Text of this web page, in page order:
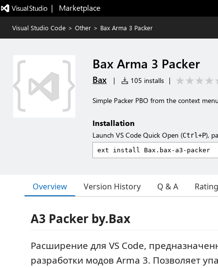
|   Marketplace
Visual Studio Code > Other > Bax Arma 3 Packer
Bax Arma 3 Packer
Bax | 105 installs |
Simple Packer PBO from the context
Installation
Launch VS Code Quick Open (Ctrl+P),
Overview Version History Q & A
A3 Packer by.Bax
Расширение для VS Code,
разработки модов Arma 3. Позволяет